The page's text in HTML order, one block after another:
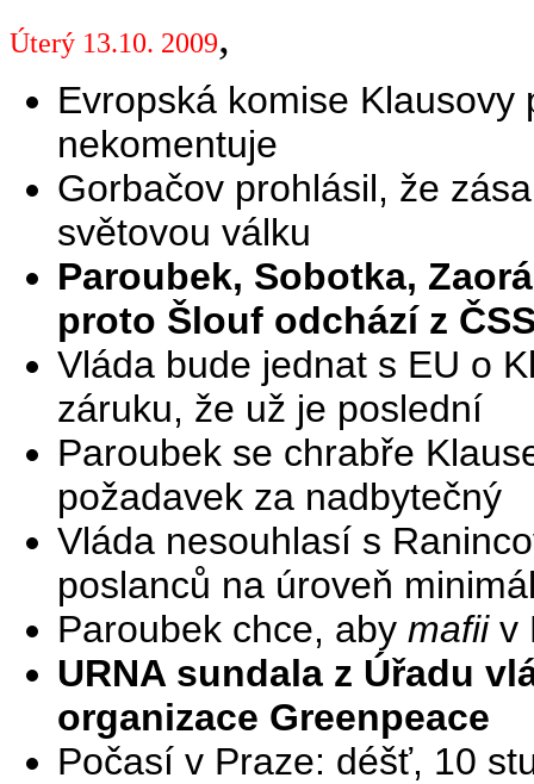
Úterý 13.10. 2009,
Evropská komise
nekomentuje
Gorbačov prohlásil, že
světovou válku
Paroubek, Sobotka,
proto Šlouf odchází z
Vláda bude jednat s EU o
záruku, že už je poslední
Paroubek se chrabře
požadavek za nadbytečný
Vláda nesouhlasí s
poslanců na úroveň
Paroubek chce, aby mafiiv
URNA sundala z Úřadu
organizace Greenpeace
Počasí v Praze: déšť, 10